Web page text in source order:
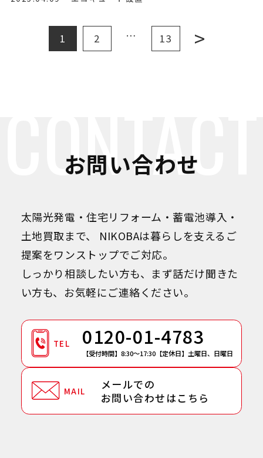
1 2 … 13 >
CONTACT
お問い合わせ
太陽光発電・住宅リフォーム・蓄電池導入・
土地買取まで、
NIKOBAは暮らしを支えるご
提案をワンストップでご対応。
しっかり相談したい方も、まず話だけ聞きた
い方も、お気軽にご連絡ください。
TEL 0120-01-4783
【受付時間】8:30～17:30 【定休日】土曜日、日曜日
MAIL
メールでの
お問い合わせはこちら